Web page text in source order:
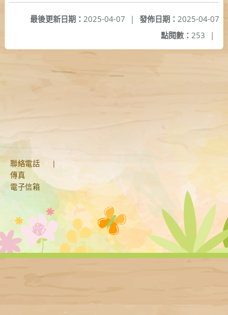
發佈日期： 2025-04-07
最後更新日期： 2025-04-07
|
點閱數： 253 |
聯絡電話
|
傳真
電子信箱